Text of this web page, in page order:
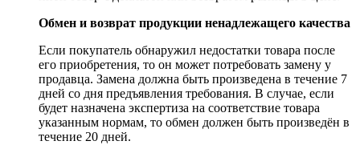
Обмен и возврат продукции ненадлежащего качества
Если покупатель обнаружил недостатки товара после
его приобретения, то он может потребовать замену у
продавца. Замена должна быть произведена в течение 7
дней со дня предъявления требования. В случае, если
будет назначена экспертиза на соответствие товара
указанным нормам, то обмен должен быть произведён в
течение 20 дней.